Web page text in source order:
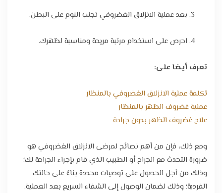
بعد عملية الانزلاق الغضروفي تجنب النوم على البطن.
احرص على استخدام مرتبة مريحة ومناسبة لظهرك.
تعرف أيضا على:
تكلفة عملية الانزلاق الغضروفي بالمنظار
عملية غضروف الظهر بالمنظار
علاج غضروف الظهر بدون جراحة
ومع ذلك، فإن من أهم نصائح لمرضى الانزلاق الغضروفي هو
ضرورة التحدث مع الجراح أو الطبيب الذي قام بإجراء الجراحة لك؛
وذلك من أجل الحصول على توصيات محددة بناءً على حالتك
الفردية؛ وذلك لضمان الوصول إلى الشفاء السريع بعد العملية.